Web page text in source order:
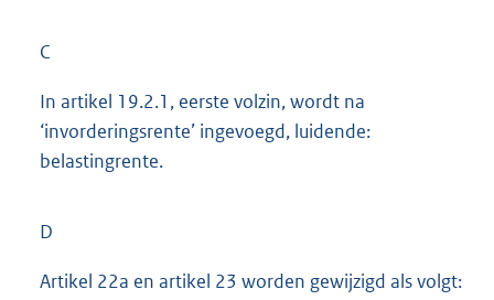
C
In artikel 19.2.1, eerste volzin, wordt na
‘invorderingsrente’ ingevoegd, luidende:
belastingrente.
D
Artikel 22a en artikel 23 worden gewijzigd als volgt: